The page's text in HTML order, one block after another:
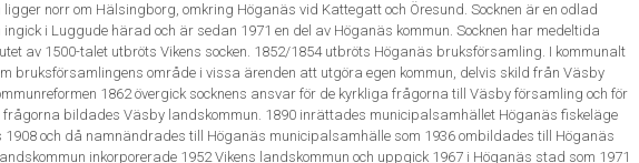
ligger norr om Hälsingborg, omkring Höganäs vid Kattegatt och Öresund. Socknen är en odlad
i Luggude härad och är sedan 1971 en del av Höganäs kommun. Socknen har medeltida
av 1500-talet utbröts Vikens socken. 1852/1854 utbröts Höganäs bruksförsamling. I kommunalt
bruksförsamlingens område i vissa ärenden att utgöra egen kommun, delvis skild från Väsby
1862 övergick socknens ansvar för de kyrkliga frågorna till Väsby församling och för
frågorna bildades Väsby landskommun. 1890 inrättades municipalsamhället Höganäs fiskeläge
1908 och då namnändrades till Höganäs municipalsamhälle som 1936 ombildades till Höganäs
inkorporerade 1952 Vikens landskommun och uppgick 1967 i Höganäs stad som 1971